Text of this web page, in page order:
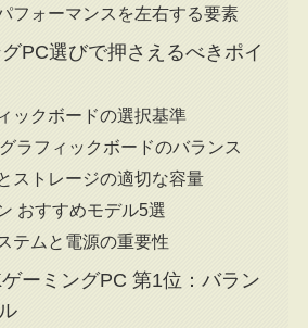
フォーマンスを左右する要素
PC選びで押さえるべきポイ
ックボードの選択基準
ラフィックボードのバランス
ストレージの適切な容量
おすすめモデル5選
テムと電源の重要性
ーミングPC 第1位：バラン